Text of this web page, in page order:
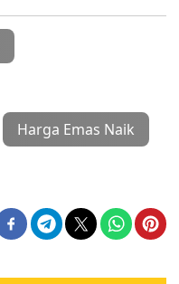
Harga Emas Naik